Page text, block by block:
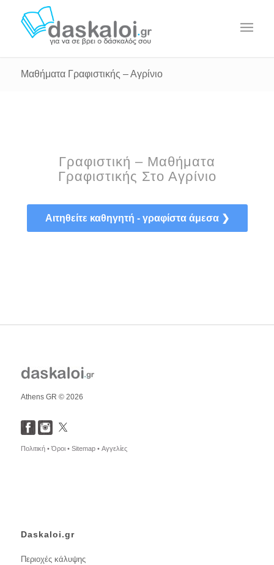
Μαθήματα Γραφιστικής – Αγρίνιο
Γραφιστική – Μαθήματα
Γραφιστικής Στο Αγρίνιο
Αιτηθείτε καθηγητή - γραφίστα άμεσα ❯
Athens GR © 2026
Πολιτική •Όροι • Sitemap • Αγγελίες
Daskaloi.gr
Περιοχές κάλυψης